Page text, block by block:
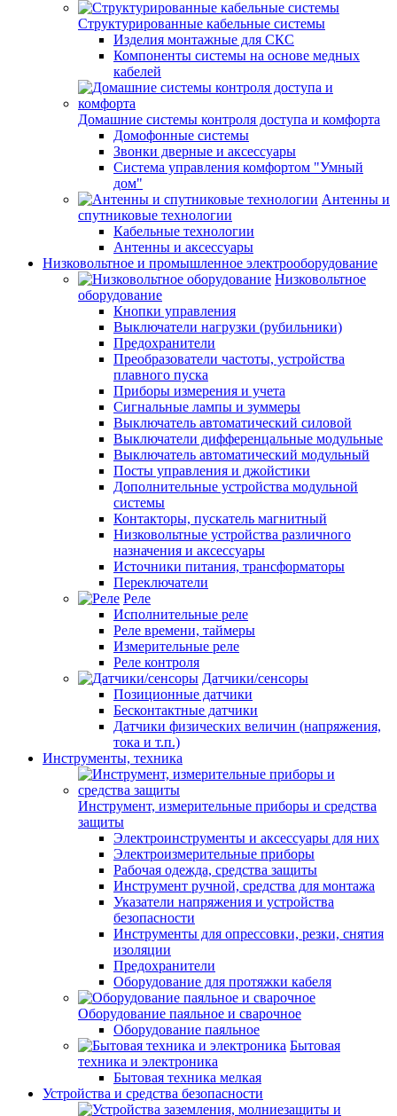
Структурированные кабельные системы
Изделия монтажные для СКС
Компоненты системы на основе медных
кабелей
Домашние системы контроля доступа и комфорта
Домофонные системы
Звонки дверные и аксессуары
Система управления комфортом "Умный
дом"
Антенны и
спутниковые технологии
Кабельные технологии
Антенны и аксессуары
Низковольтное и промышленное электрооборудование
Низковольтное
оборудование
Кнопки управления
Выключатели нагрузки (рубильники)
Предохранители
Преобразователи частоты, устройства
плавного пуска
Приборы измерения и учета
Сигнальные лампы и зуммеры
Выключатель автоматический силовой
Выключатели дифференцальные модульные
Выключатель автоматический модульный
Посты управления и джойстики
Дополнительные устройства модульной
системы
Контакторы, пускатель магнитный
Низковольтные устройства различного
назначения и аксессуары
Источники питания, трансформаторы
Переключатели
Реле
Исполнительные реле
Реле времени, таймеры
Измерительные реле
Реле контроля
Датчики/сенсоры
Позиционные датчики
Бесконтактные датчики
Датчики физических величин (напряжения,
тока и т.п.)
Инструменты, техника
Инструмент, измерительные приборы и средства
защиты
Электроинструменты и аксессуары для них
Электроизмерительные приборы
Рабочая одежда, средства защиты
Инструмент ручной, средства для монтажа
Указатели напряжения и устройства
безопасности
Инструменты для опрессовки, резки, снятия
изоляции
Предохранители
Оборудование для протяжки кабеля
Оборудование паяльное и сварочное
Оборудование паяльное
Бытовая
техника и электроника
Бытовая техника мелкая
Устройства и средства безопасности